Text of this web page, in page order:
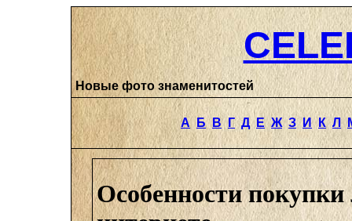
Новые фото знаменитостей
А Б В Г Д Е Ж З И К Л
Особенности покупки